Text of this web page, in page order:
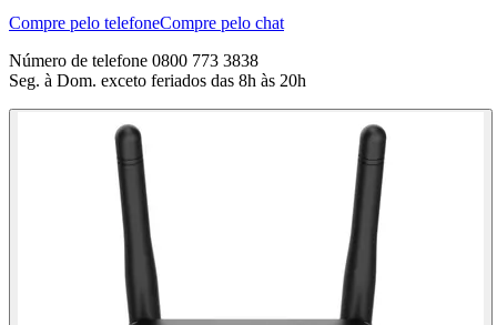
Compre pelo telefoneCompre pelo chat
Número de telefone 0800 773 3838
Seg. à Dom. exceto feriados das 8h às 20h